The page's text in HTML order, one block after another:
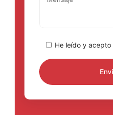
He leído y acepto